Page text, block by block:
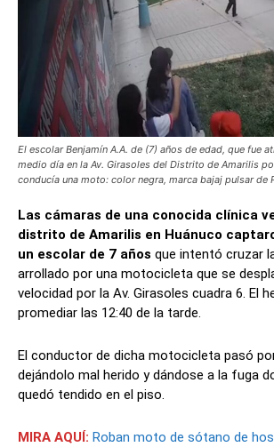
El escolar Benjamín A.A. de (7) años de edad, que fue
medio día en la Av. Girasoles del Distrito de Amarilis
conducía una moto: color negra, marca bajaj pulsar de
Las cámaras de una conocida clínica
distrito de Amarilis en Huánuco
un escolar de 7 años que intentó cruzar
arrollado por una motocicleta que se
velocidad por la Av. Girasoles cuadra 6. El
promediar las 12:40 de la tarde.
El conductor de dicha motocicleta pasó
dejándolo mal herido y dándose a la fuga
quedó tendido en el piso.
MIRA AQUÍ: Roban moto de sótano de